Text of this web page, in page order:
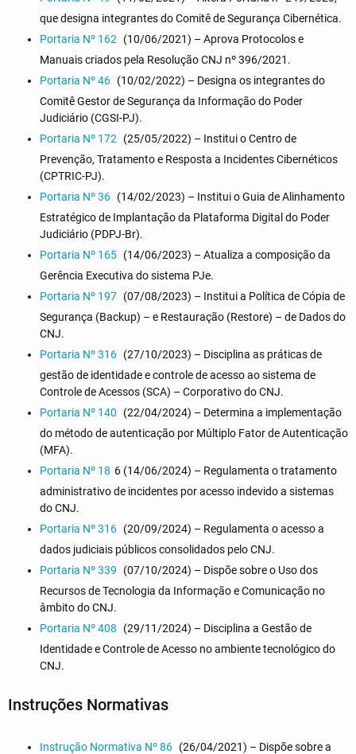
que designa integrantes do Comitê de Segurança Cibernética.
Portaria Nº 162
(10/06/2021) – Aprova Protocolos e
Manuais criados pela Resolução CNJ nº 396/2021.
Portaria Nº 46 (10/02/2022) – Designa os integrantes do
Comitê Gestor de Segurança da Informação do Poder
Judiciário (CGSI-PJ).
Portaria Nº 172
(25/05/2022) – Institui o Centro de
Prevenção, Tratamento e Resposta a Incidentes Cibernéticos
(CPTRIC-PJ).
Portaria Nº 36 (14/02/2023) – Institui o Guia de Alinhamento
Estratégico de Implantação da Plataforma Digital do Poder
Judiciário (PDPJ-Br).
Portaria Nº 165 (14/06/2023) – Atualiza a composição da
Gerência Executiva do sistema PJe.
Portaria Nº 197 (07/08/2023) – Institui a Política de Cópia de
Segurança (Backup) – e Restauração (Restore) – de Dados do
CNJ.
Portaria Nº 316 (27/10/2023) – Disciplina as práticas de
gestão de identidade e controle de acesso ao sistema de
Controle de Acessos (SCA) – Corporativo do CNJ.
Portaria Nº 140
(22/04/2024) – Determina a implementação
do método de autenticação por Múltiplo Fator de Autenticação
(MFA).
Portaria Nº 18 6 (14/06/2024) – Regulamenta o tratamento
administrativo de incidentes por acesso indevido a sistemas
do CNJ.
Portaria Nº 316 (20/09/2024) – Regulamenta o acesso a
dados judiciais públicos consolidados pelo CNJ.
Portaria Nº 339
(07/10/2024) – Dispõe sobre o Uso dos
Recursos de Tecnologia da Informação e Comunicação no
âmbito do CNJ.
Portaria Nº 408
(29/11/2024) – Disciplina a Gestão de
Identidade e Controle de Acesso no ambiente tecnológico do
CNJ.
Instruções Normativas
Instrução Normativa Nº 86 (26/04/2021) – Dispõe sobre a